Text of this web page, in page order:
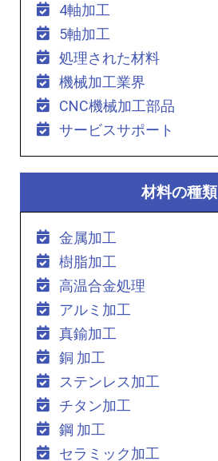
4軸加工
5軸加工
処理された材料
機械加工業界
CNC機械加工部品
サービスサポート
材料の種類
金属加工
樹脂加工
高温合金処理
アルミ加工
真鍮加工
銅 加工
ステンレス加工
チタン加工
鋼 加工
セラミック加工